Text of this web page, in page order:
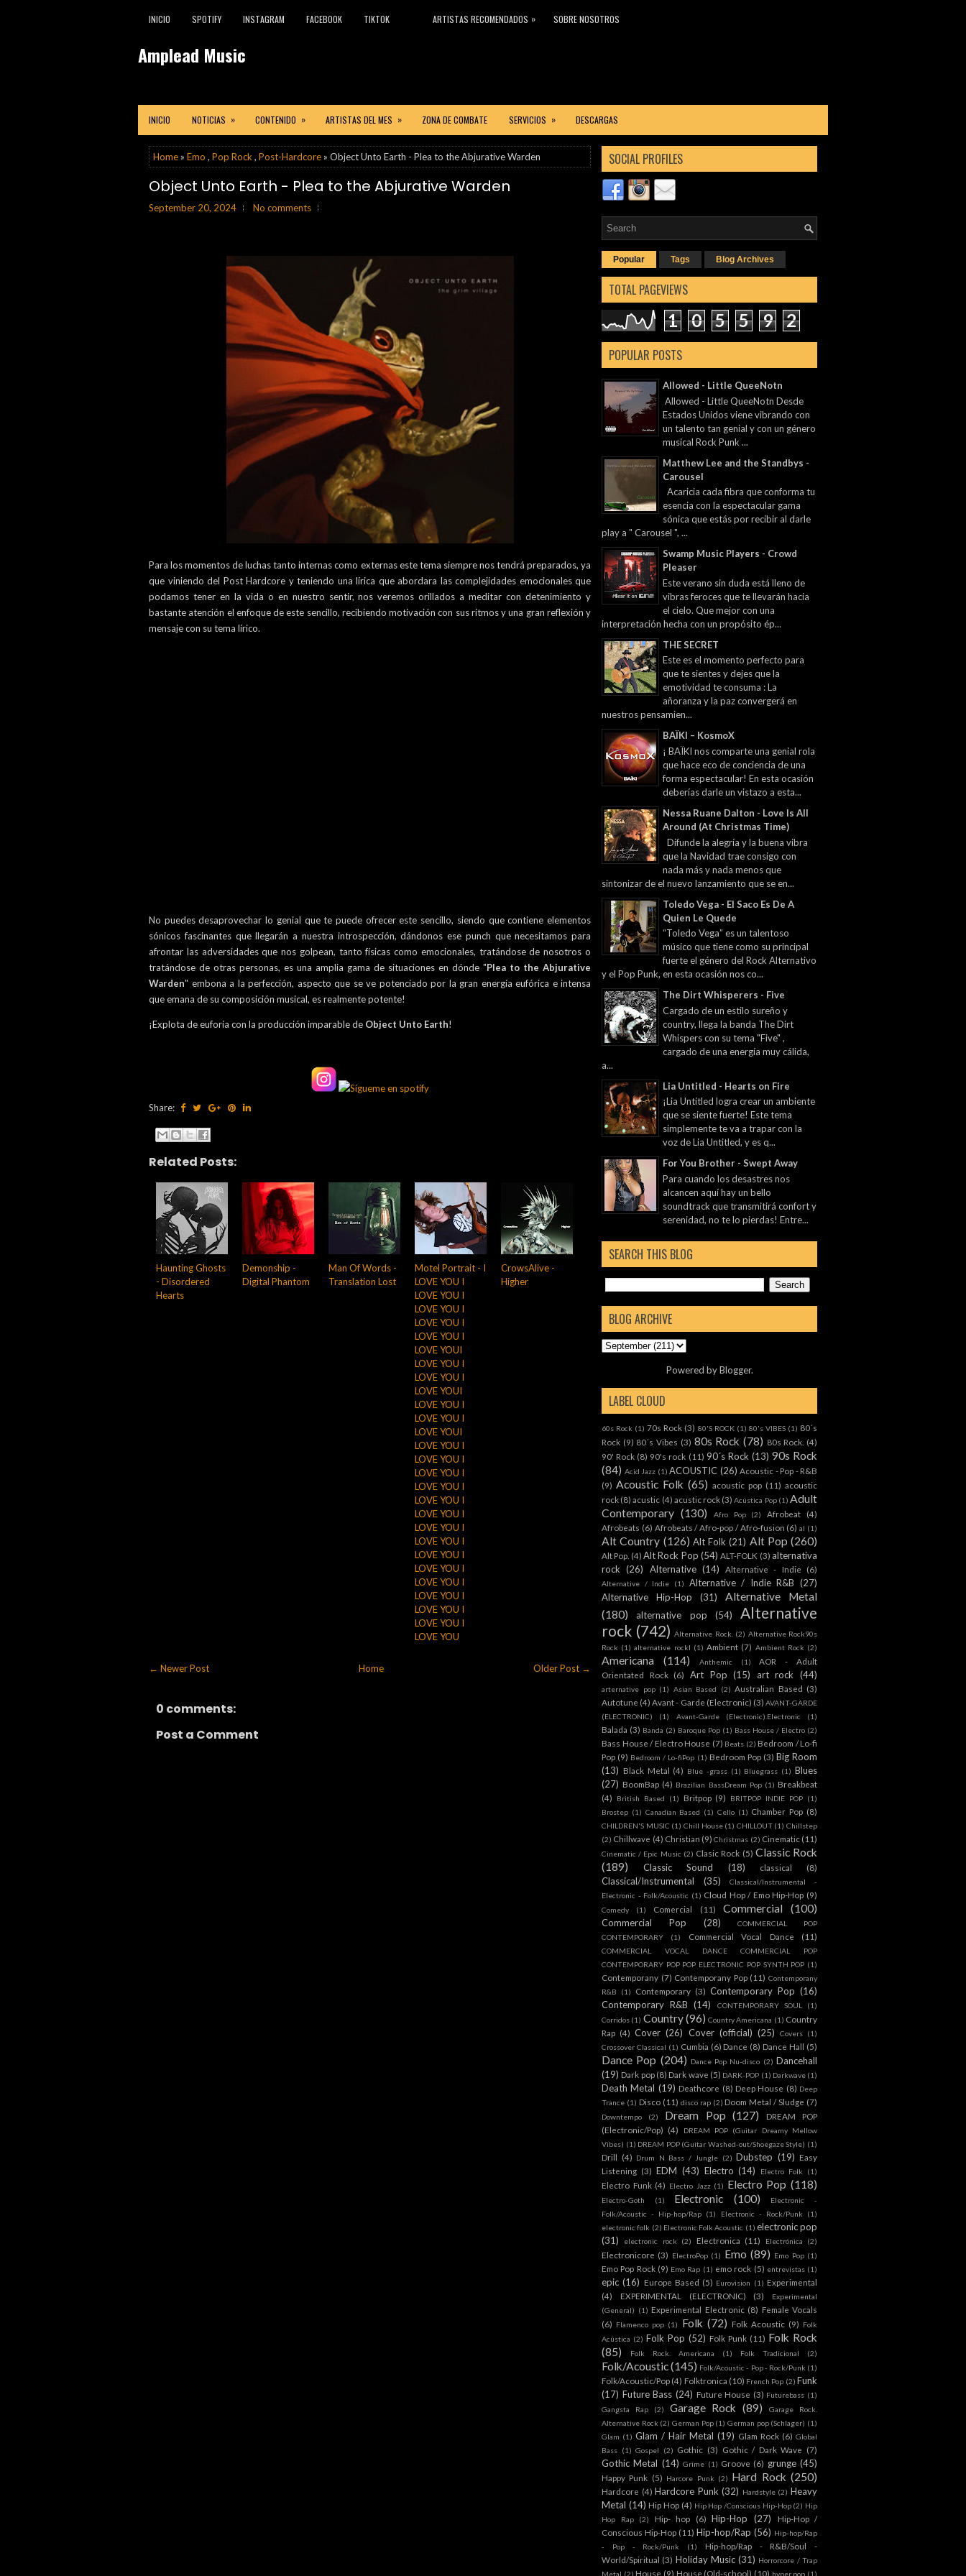
INICIO SPOTIFY INSTAGRAM FACEBOOK TIKTOK ARTISTAS RECOMENDADOS » SOBRE NOSOTROS
Amplead Music
INICIO NOTICIAS » CONTENIDO » ARTISTAS DEL MES » ZONA DE COMBATE SERVICIOS » DESCARGAS
Home » Emo , Pop Rock , Post-Hardcore » Object Unto Earth - Plea to the Abjurative Warden
Object Unto Earth - Plea to the Abjurative Warden
September 20, 2024 No comments
Para los momentos de luchas tanto internas como externas este tema siempre nos tendrá preparados, ya
que viniendo del Post Hardcore y teniendo una lírica que abordara las complejidades emocionales que
podamos tener en la vida o en nuestro sentir, nos veremos orillados a meditar con detenimiento y
bastante atención el enfoque de este sencillo, recibiendo motivación con sus ritmos y una gran reflexión y
mensaje con su tema lírico.
No puedes desaprovechar lo genial que te puede ofrecer este sencillo, siendo que contiene elementos
sónicos fascinantes que llegarán a nuestra introspección, dándonos ese punch que necesitamos para
afrontar las adversidades que nos golpean, tanto físicas como emocionales, tratándose de nosotros o
tratándose de otras personas, es una amplia gama de situaciones en dónde "Plea to the Abjurative
Warden" embona a la perfección, aspecto que se ve potenciado por la gran energía eufórica e intensa
que emana de su composición musical, es realmente potente!
¡Explota de euforia con la producción imparable de Object Unto Earth!
Share:
Related Posts:
Haunting Ghosts
- Disordered
Hearts
Demonship -
Digital Phantom
Man Of Words -
Translation Lost
Motel Portrait - I
LOVE YOU I
LOVE YOU I
LOVE YOU I
LOVE YOU I
LOVE YOU I
LOVE YOUI
LOVE YOU I
LOVE YOU I
LOVE YOUI
LOVE YOU I
LOVE YOU I
LOVE YOUI
LOVE YOU I
LOVE YOU I
LOVE YOU I
LOVE YOU I
LOVE YOU I
LOVE YOU I
LOVE YOU I
LOVE YOU I
LOVE YOU I
LOVE YOU I
LOVE YOU I
LOVE YOU I
LOVE YOU I
LOVE YOU I
LOVE YOU
CrowsAlive -
Higher
← Newer Post Older Post →
Home
0 comments:
Post a Comment
SOCIAL PROFILES
Popular Tags Blog Archives
TOTAL PAGEVIEWS
1 0 5 5 9 2
POPULAR POSTS
Allowed - Little QueeNotn
Allowed - Little QueeNotn Desde
Estados Unidos viene vibrando con
un talento tan genial y con un género
musical Rock Punk ...
Matthew Lee and the Standbys -
Carousel
Acaricia cada fibra que conforma tu
esencia con la espectacular gama
sónica que estás por recibir al darle
play a " Carousel ", ...
Swamp Music Players - Crowd
Pleaser
Este verano sin duda está lleno de
vibras feroces que te llevarán hacia
el cielo. Que mejor con una
interpretación hecha con un propósito ép...
THE SECRET
Este es el momento perfecto para
que te sientes y dejes que la
emotividad te consuma : La
añoranza y la paz convergerá en
nuestros pensamien...
BAÏKI – KosmoX
¡ BAÏKI nos comparte una genial rola
que hace eco de conciencia de una
forma espectacular! En esta ocasión
deberías darle un vistazo a esta...
Nessa Ruane Dalton - Love Is All
Around (At Christmas Time)
Difunde la alegría y la buena vibra
que la Navidad trae consigo con
nada más y nada menos que
sintonizar de el nuevo lanzamiento que se en...
Toledo Vega - El Saco Es De A
Quien Le Quede
“Toledo Vega” es un talentoso
músico que tiene como su principal
fuerte el género del Rock Alternativo
y el Pop Punk, en esta ocasión nos co...
The Dirt Whisperers - Five
Cargado de un estilo sureño y
country, llega la banda The Dirt
Whispers con su tema "Five" ,
cargado de una energía muy cálida,
a...
Lia Untitled - Hearts on Fire
¡Lia Untitled logra crear un ambiente
que se siente fuerte! Este tema
simplemente te va a trapar con la
voz de Lia Untitled, y es q...
For You Brother - Swept Away
Para cuando los desastres nos
alcancen aquí hay un bello
soundtrack que transmitirá confort y
serenidad, no te lo pierdas! Entre...
SEARCH THIS BLOG
BLOG ARCHIVE
Powered byBlogger.
LABEL CLOUD
60s Rock (1) 70s Rock (3) 80'S ROCK (1) 80's VIBES (1) 80´s
Rock (9) 80´s Vibes (3) 80s Rock (78) 80s Rock. (4)
90' Rock (8) 90's rock (11) 90´s Rock (13) 90s Rock
(84) Acid Jazz (1) ACOUSTIC (26) Acoustic - Pop - R&B
(9) Acoustic Folk (65) acoustic pop (11) acoustic
rock (8) acustic (4) acustic rock (3) Acústica Pop (1) Adult
Contemporary (130) Afro Pop (2) Afrobeat
(4)
Afrobeats (6) Afrobeats / Afro-pop / Afro-fusion (6) al (1)
Alt Country (126) Alt Folk (21) Alt Pop (260)
Alt Pop. (4) Alt Rock Pop (54) ALT-FOLK (3) alternativa
rock (26) Alternative (14) Alternative - Indie (6)
Alternative / Indie (1) Alternative / Indie R&B (27)
Alternative Hip-Hop
(31)
Alternative Metal
(180)
alternative pop (54)
Alternative
rock (742) Alternative Rock. (2) Alternative Rock90s
Rock (1) alternative rockl (1) Ambient (7) Ambient Rock (2)
Americana (114) Anthemic (1)
AOR - Adult
Orientated Rock (6) Art Pop (15) art rock (44)
arternative pop (1) Asian Based (2) Australian Based (3)
Autotune (4) Avant - Garde (Electronic) (3) AVANT-GARDE
(ELECTRONIC)
(1) Avant-Garde (Electronic).Electronic (1)
Balada (3) Banda (2) Baroque Pop (1) Bass House / Electro (2)
Bass House / Electro House (7) Beats (2) Bedroom / Lo-fi
Pop (9) Bedroom / Lo-fiPop (1) Bedroom Pop (3) Big Room
(13) Black Metal (4) Blue -grass (1) Bluegrass (1) Blues
(27) BoomBap (4) Brazilian BassDream Pop (1) Breakbeat
(4)
British Based (1) Britpop (9) BRITPOP INDIE POP (1)
Brostep (1) Canadian Based (1) Cello (1) Chamber Pop (8)
CHILDREN'S MUSIC (1) Chill House (1) CHILLOUT (1) Chillstep
(2) Chillwave (4) Christian (9) Christmas (2) Cinematic (11)
Cinematic / Epic Music (2) Clasic Rock (5) Classic Rock
(189)
Classic Sound (18) classical (8)
Classical/Instrumental (35)
Classical/Instrumental -
Electronic - Folk/Acoustic (1) Cloud Hop / Emo Hip-Hop (9)
Comedy (1) Comercial (11) Commercial (100)
Commercial Pop (28)
COMMERCIAL POP
CONTEMPORARY
(1) Commercial Vocal Dance (11)
COMMERCIAL VOCAL DANCE COMMERCIAL POP
CONTEMPORARY POP POP ELECTRONIC POP SYNTH POP (1)
Contemporany (7) Contemporany Pop (11) Contemporany
R&B
(1) Contemporary (3) Contemporary Pop (16)
Contemporary R&B (14) CONTEMPORARY SOUL
(1)
Corridos (1) Country(96) Country Americana (1) Country
Rap (4) Cover (26) Cover (official) (25) Covers (1)
Crossover Classical (1) Cumbia (6) Dance (8) Dance Hall (5)
Dance Pop (204) Dance Pop Nu-disco (2) Dancehall
(19) Dark pop (8) Dark wave (5) DARK-POP (1) Darkwave (1)
Death Metal (19) Deathcore (8) Deep House (8) Deep
Trance (1) Disco (11) disco rap (2) Doom Metal / Sludge (7)
Downtempo (2) Dream Pop (127)
DREAM POP
(Electronic/Pop) (4)
DREAM POP (Guitar Dreamy Mellow
Vibes) (1) DREAM POP (Guitar Washed-out/Shoegaze Style) (1)
Drill (4) Drum N Bass / Jungle (2) Dubstep (19) Easy
Listening (3) EDM (43) Electro (14) Electro Folk (1)
Electro Funk (4) Electro Jazz (1) Electro Pop (118)
Electro-Goth (1) Electronic (100)
Electronic -
Folk/Acoustic - Hip-hop/Rap (1) Electronic - Rock/Punk
(1)
electronic folk (2) Electronic Folk Acoustic (1) electronic pop
(31)
electronic rock (2) Electronica (11) Electrónica (2)
Electronicore (3) ElectroPop (1) Emo (89) Emo Pop (1)
Emo Pop Rock (9) Emo Rap (1) emo rock (5) entrevistas (1)
epic (16) Europe Based (5) Eurovision (1) Experimental
(4)
EXPERIMENTAL (ELECTRONIC) (3)
Experimental
(General) (1) Experimental Electronic (8) Female Vocals
(6) Flamenco pop (1) Folk (72) Folk Acoustic (9) Folk
Acústica (2) Folk Pop (52) Folk Punk (11) Folk Rock
(85)
Folk Rock. Americana (1) Folk Tradicional (2)
Folk/Acoustic(145) Folk/Acoustic - Pop - Rock/Punk (1)
Folk/Acoustic/Pop (4) Folktronica (10) French Pop (2) Funk
(17) Future Bass (24) Future House (3) Futurebass (1)
Gangsta Rap
(2) Garage Rock (89)
Garage Rock.
Alternative Rock (2) German Pop (1) German pop (Schlager) (1)
Glam (1) Glam / Hair Metal (19) Glam Rock (6) Global
Bass (1) Gospel (2) Gothic (3) Gothic / Dark Wave (7)
Gothic Metal (14) Grime (1) Groove (6) grunge (45)
Happy Punk (5) Harcore Punk (2) Hard Rock (250)
Hardcore (4) Hardcore Punk (32) Hardstyle (2) Heavy
Metal (14) Hip Hop (4) Hip Hop /Conscious Hip-Hop (2) Hip
Hop Rap
(2) Hip- hop (6) Hip-Hop (27)
Hip-Hop /
Conscious Hip-Hop (11) Hip-hop/Rap (56) Hip-hop/Rap
- Pop - Rock/Punk
(1)
Hip-hop/Rap - R&B/Soul -
World/Spiritual (3) Holiday Music (31) Horrorcore / Trap
Metal (2) House (9) House (Old-school) (10) hyper pop (1)